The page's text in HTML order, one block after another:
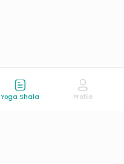
Yoga Shala Profile